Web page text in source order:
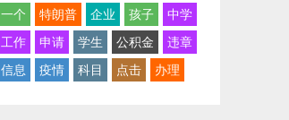
一个
特朗普 企业 孩子
中学
工作
申请 学生 公积金
违章
信息
疫情 科目 点击 办理